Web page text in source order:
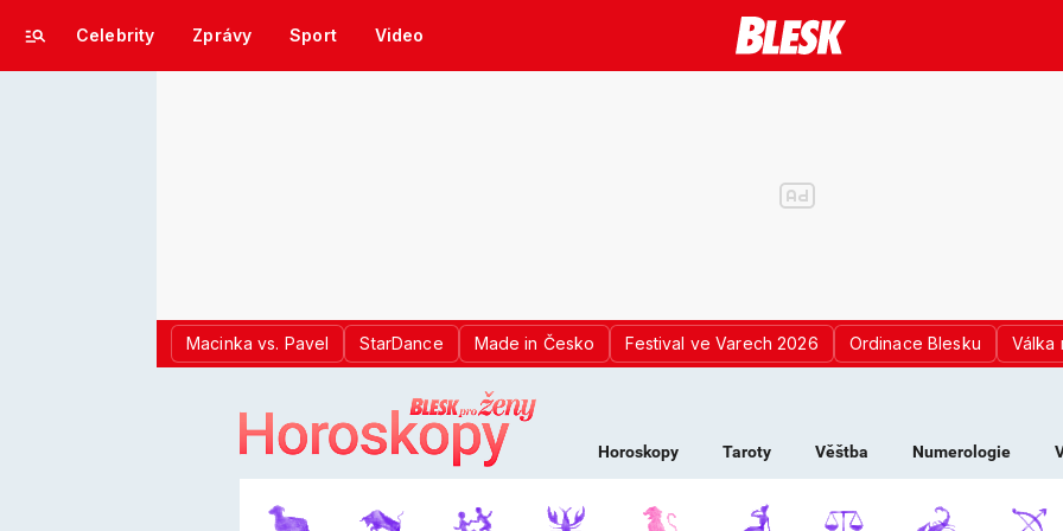
Celebrity Zprávy Sport Video
Macinka vs. Pavel StarDance Made in Česko Festival ve Varech 2026 Ordinace Blesku Válka
LOGO BLESK PRO ŽENY -
Horoskopy Taroty Věštba Numerologie